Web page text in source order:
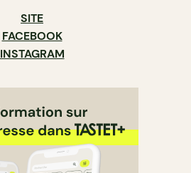
SITE
FACEBOOK
INSTAGRAM